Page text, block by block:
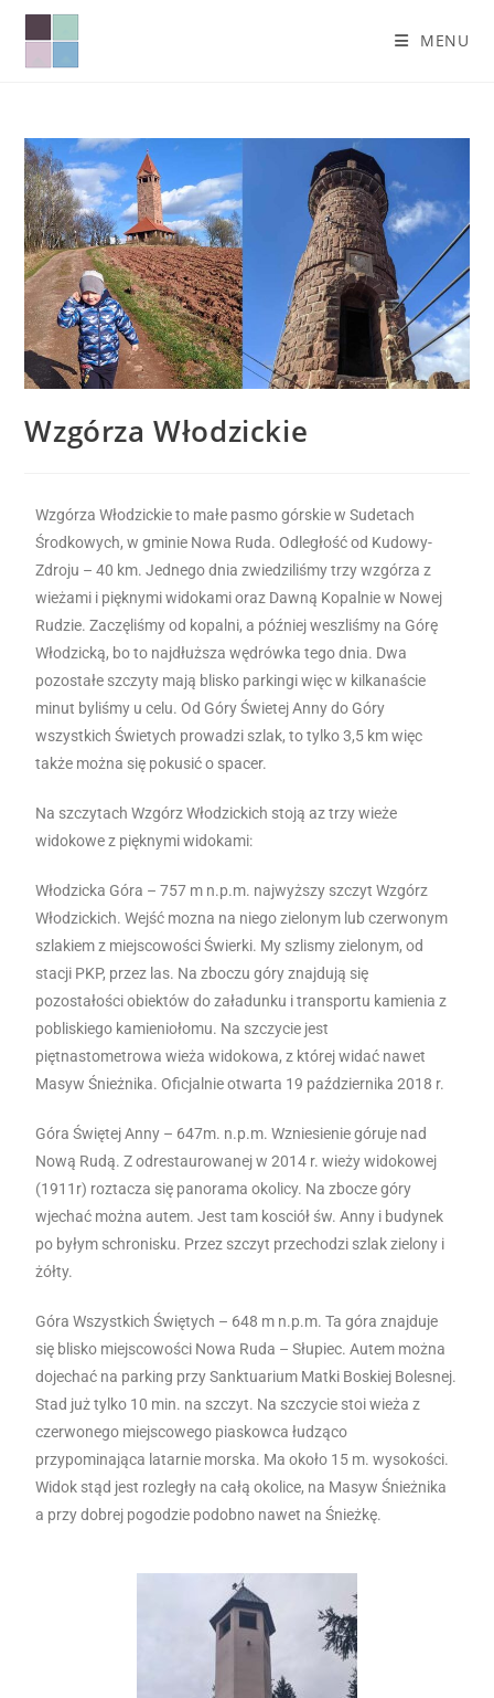
MENU
Wzgórza Włodzickie
Wzgórza Włodzickie to małe pasmo górskie w Sudetach
Środkowych, w gminie Nowa Ruda. Odległość od Kudowy-
Zdroju – 40 km. Jednego dnia zwiedziliśmy trzy wzgórza z
wieżami i pięknymi widokami oraz Dawną Kopalnie w Nowej
Rudzie. Zaczęliśmy od kopalni, a później weszliśmy na Górę
Włodzicką, bo to najdłuższa wędrówka tego dnia. Dwa
pozostałe szczyty mają blisko parkingi więc w kilkanaście
minut byliśmy u celu. Od Góry Świetej Anny do Góry
wszystkich Świetych prowadzi szlak, to tylko 3,5 km więc
także można się pokusić o spacer.
Na szczytach Wzgórz Włodzickich stoją az trzy wieże
widokowe z pięknymi widokami:
Włodzicka Góra – 757 m n.p.m. najwyższy szczyt Wzgórz
Włodzickich. Wejść mozna na niego zielonym lub czerwonym
szlakiem z miejscowości Świerki. My szlismy zielonym, od
stacji PKP, przez las. Na zboczu góry znajdują się
pozostałości obiektów do załadunku i transportu kamienia z
pobliskiego kamieniołomu. Na szczycie jest
piętnastometrowa wieża widokowa, z której widać nawet
Masyw Śnieżnika. Oficjalnie otwarta 19 października 2018 r.
Góra Świętej Anny – 647m. n.p.m. Wzniesienie góruje nad
Nową Rudą. Z odrestaurowanej w 2014 r. wieży widokowej
(1911r) roztacza się panorama okolicy. Na zbocze góry
wjechać można autem. Jest tam kosciół św. Anny i budynek
po byłym schronisku. Przez szczyt przechodzi szlak zielony i
żółty.
Góra Wszystkich Świętych – 648 m n.p.m. Ta góra znajduje
się blisko miejscowości Nowa Ruda – Słupiec. Autem można
dojechać na parking przy Sanktuarium Matki Boskiej Bolesnej.
Stad już tylko 10 min. na szczyt. Na szczycie stoi wieża z
czerwonego miejscowego piaskowca łudząco
przypominająca latarnie morska. Ma około 15 m. wysokości.
Widok stąd jest rozległy na całą okolice, na Masyw Śnieżnika
a przy dobrej pogodzie podobno nawet na Śnieżkę.